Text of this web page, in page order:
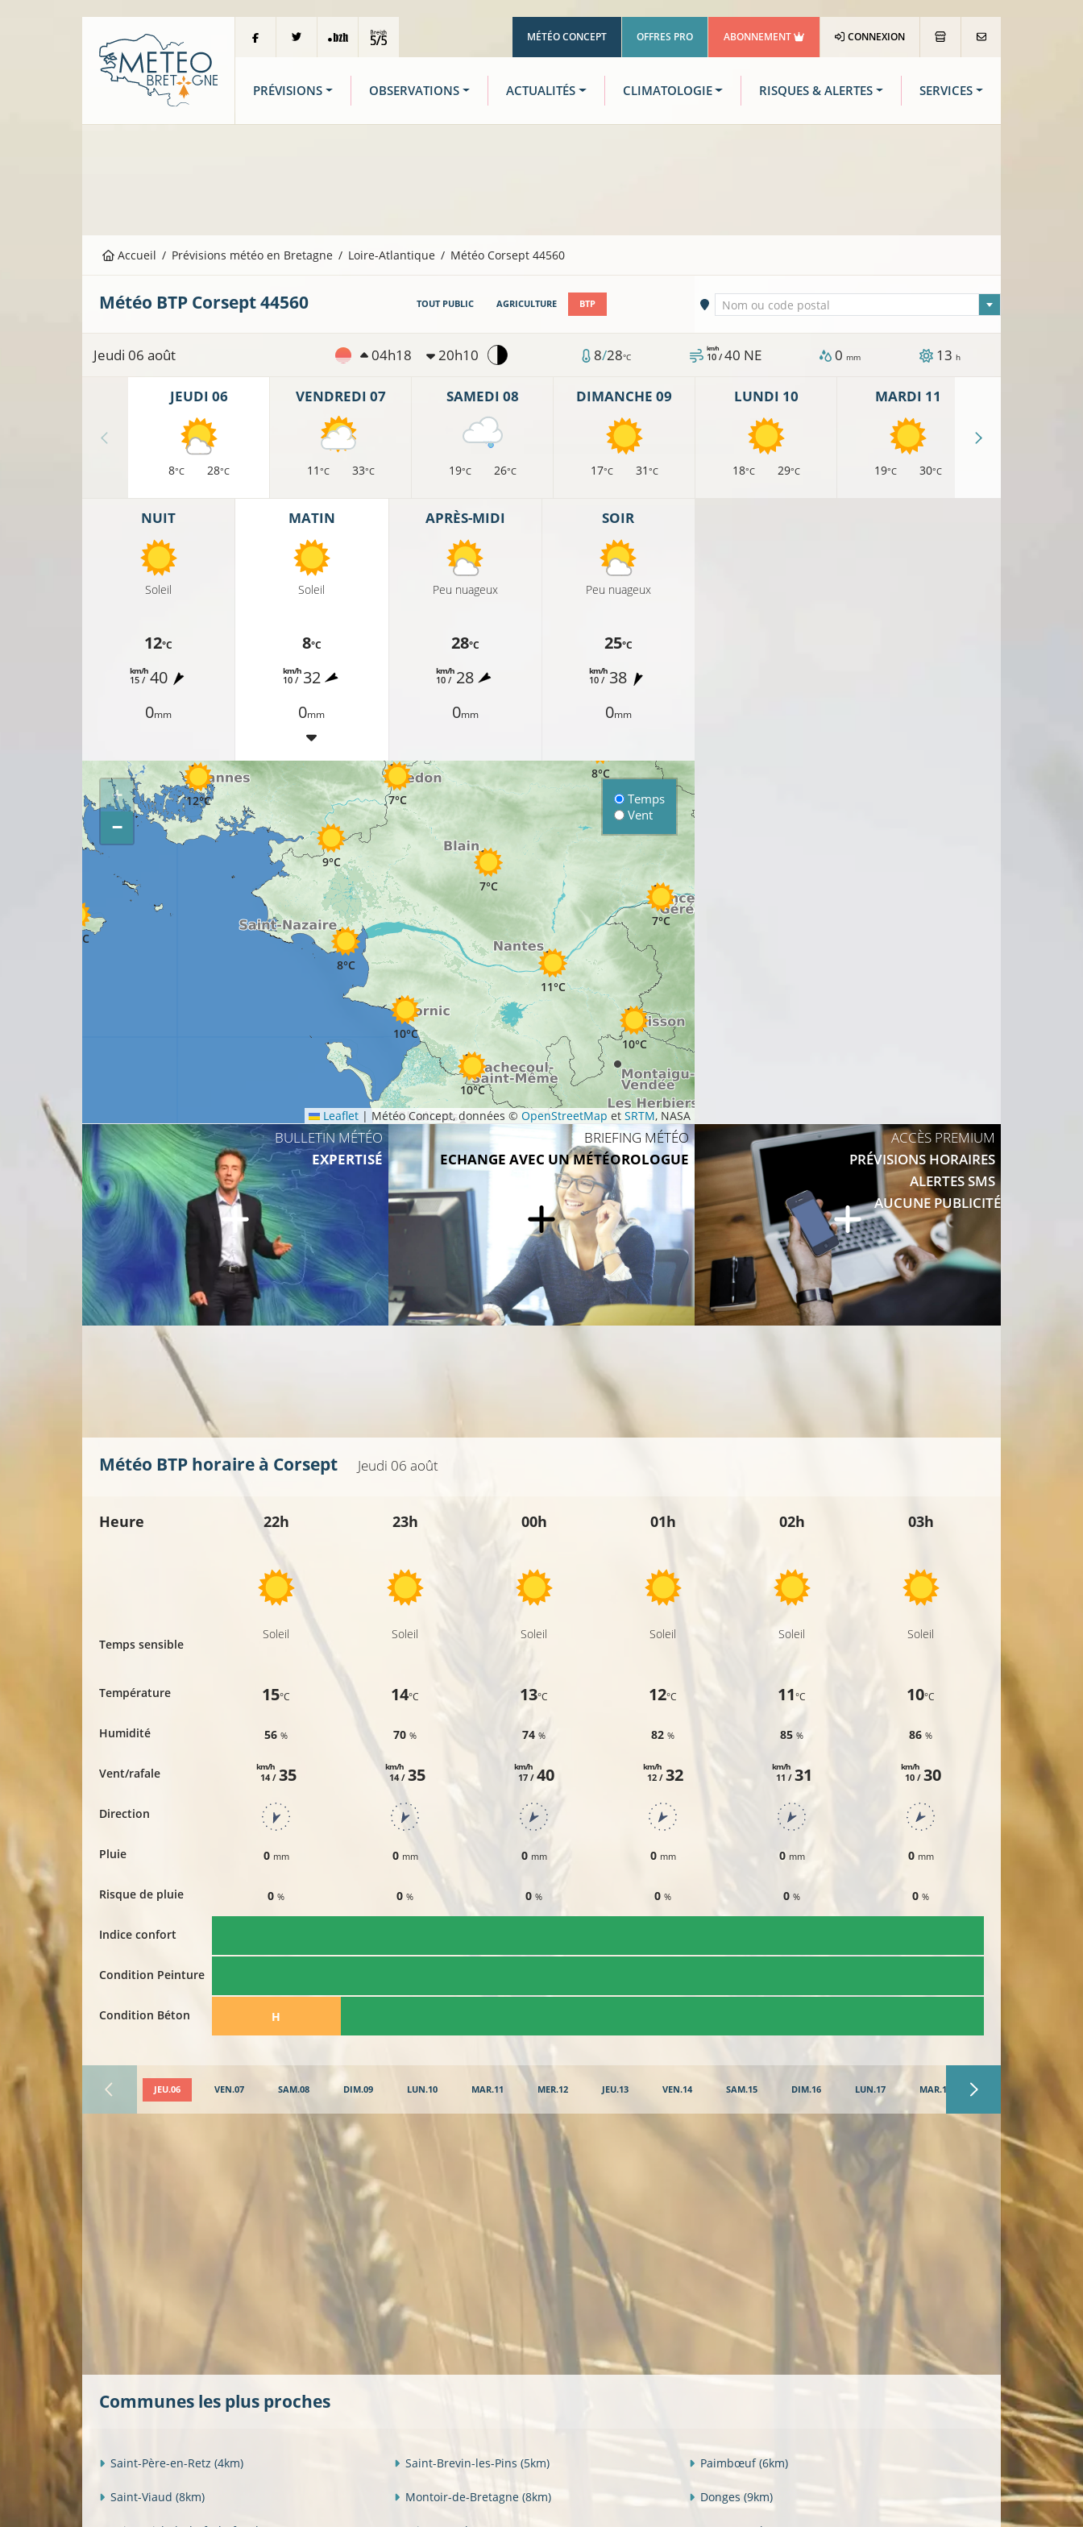
MÉTÉO CONCEPT OFFRES PRO ABONNEMENT CONNEXION
PRÉVISIONS OBSERVATIONS ACTUALITÉS CLIMATOLOGIE RISQUES & ALERTES SERVICES
Accueil Prévisions météo en Bretagne Loire-Atlantique Météo Corsept 44560
Météo BTP Corsept44560 TOUT PUBLIC AGRICULTURE BTP Ville sélectionnée
Nom ou code postal
Jeudi 06 août 04h18 20h10 8/28°C 10 /
km/h 40 NE 0 mm 13 h
JEUDI 06
8°C 28°C
VENDREDI 07
11 °C 33°C
SAMEDI 08
19°C 26°C
DIMANCHE 09
17°C 31 °C
LUNDI 10
18°C 29°C
MARDI 11
19°C 30°C
NUIT
Soleil
12°C
15 /
km/h40
0mm
MATIN
Soleil
8°C
10 /
km/h 32
0mm
APRÈS-MIDI
Peu nuageux
28°C
10 /
km/h 28
0mm
SOIR
Peu nuageux
25°C
10 /
km/h 38
0mm
13°C
8°C
9°C
12°C
13°C
7°C
7°C
7°C
7°C
8°C
10°C
10°C
11°C
10°C
8°C
+
−
Temps
Vent
Leaflet | Météo Concept, données © OpenStreetMap et SRTM, NASA
BULLETIN MÉTÉO
EXPERTISÉ
BRIEFING MÉTÉO
ECHANGE AVEC UN MÉTÉOROLOGUE
ACCÈS PREMIUM
PRÉVISIONS HORAIRES
ALERTES SMS
AUCUNE PUBLICITÉ
Météo BTP horaire à Corsept Jeudi 06 août
Heure
Temps sensible
Température
Humidité
Vent/rafale
Direction
Pluie
Risque de pluie
Indice confort
Condition Peinture
Condition Béton
22h
Soleil
15°C
56%
14 /
km/h 35
0 mm
0%
​H
23h
Soleil
14°C
70%
14 /
km/h 35
0 mm
0%
00h
Soleil
13°C
74%
17 /
km/h 40
0 mm
0%
01h
Soleil
12°C
82%
12 /
km/h 32
0 mm
0%
02h
Soleil
11°C
85%
11 /
km/h 31
0 mm
0%
03h
Soleil
10°C
86%
10 /
km/h 30
0 mm
0%
JEU.06 VEN.07 SAM.08 DIM.09 LUN.10 MAR.11 MER.12 JEU.13 VEN.14 SAM.15 DIM.16 LUN.17 MAR.18
Communes les plus proches
Saint-Père-en-Retz (4km) Saint-Brevin-les-Pins (5km) Paimbœuf(6km)
Saint-Viaud (8km) Montoir-de-Bretagne (8km) Donges (9km)